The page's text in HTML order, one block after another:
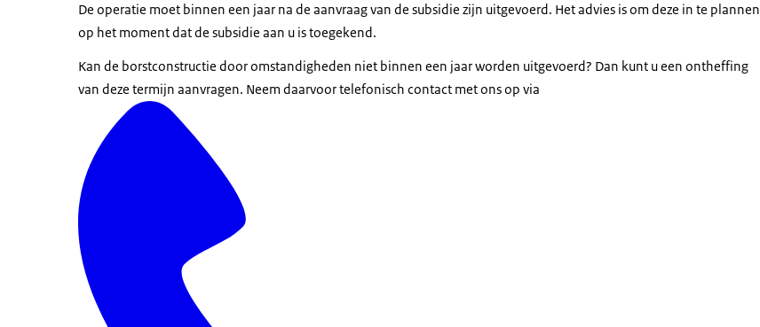
De operatie moet binnen een jaar na de aanvraag van de subsidie zijn uitgevoerd. Het advies is om deze in te plannen
op het moment dat de subsidie aan u is toegekend.
Kan de borstconstructie door omstandigheden niet binnen een jaar worden uitgevoerd? Dan kunt u een ontheffing
van deze termijn aanvragen. Neem daarvoor telefonisch contact met ons op via